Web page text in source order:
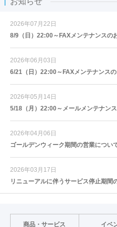
2026年07月22日
8/9（日）22:00～FAXメンテナンスの
2026年06月03日
6/21（日）22:00～FAXメンテナンス
2026年05月14日
5/18（月）22:00～メールメンテナン
2026年04月06日
ゴールデンウィーク期間の営業につい
2026年03月17日
リニューアルに伴うサービス停止期間
商品・サービス イベ